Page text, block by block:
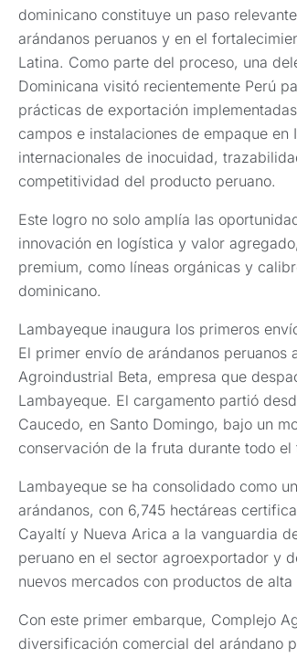
dominicano constituye un paso
arándanos peruanos y en el
Latina. Como parte del proceso, una
Dominicana visitó recientemente Perú
prácticas de exportación
campos e instalaciones de empaque
internacionales de inocuidad,
competitividad del producto peruano.
Este logro no solo amplía las
innovación en logística y valor
premium, como líneas orgánicas y
dominicano.
Lambayeque inaugura los primeros
El primer envío de arándanos
Agroindustrial Beta, empresa que
Lambayeque. El cargamento partió
Caucedo, en Santo Domingo, bajo un
conservación de la fruta durante todo el
Lambayeque se ha consolidado como
arándanos, con 6,745 hectáreas
Cayaltí y Nueva Arica a la vanguardia
peruano en el sector agroexportador y
nuevos mercados con productos de alta
Con este primer embarque, Complejo
diversificación comercial del arándano